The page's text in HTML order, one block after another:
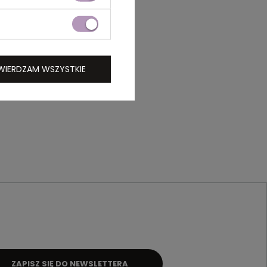
ZAPISZ SIĘ DO NEWSLETTERA
WSZYSTKIE